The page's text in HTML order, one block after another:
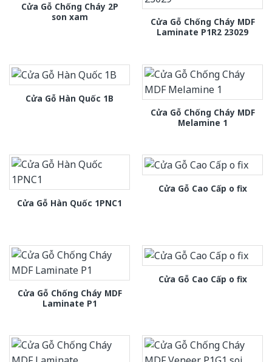
Cửa Gỗ Chống Cháy 2P
son xam
Cửa Gỗ Chống Cháy MDF
Laminate P1R2 23029
Cửa Gỗ Hàn Quốc 1B
Cửa Gỗ Chống Cháy MDF
Melamine 1
Cửa Gỗ Hàn Quốc 1PNC1
Cửa Gỗ Cao Cấp o fix
Cửa Gỗ Chống Cháy MDF
Laminate P1
Cửa Gỗ Cao Cấp o fix